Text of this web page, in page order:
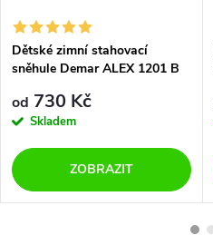
Dětské zimní stahovací
sněhule Demar ALEX 1201 B
od 730 Kč
Skladem
ZOBRAZIT